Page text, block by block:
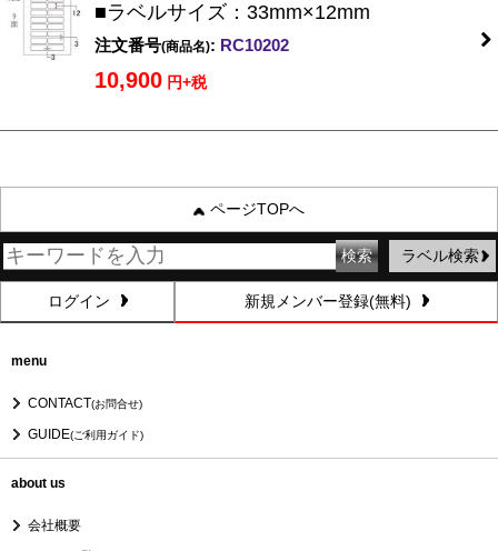
■ラベルサイズ：33mm×12mm
注文番号(商品名): RC10202
10,900 円+税
ページTOPへ
ラベル検索
ログイン 新規メンバー登録(無料)
menu
CONTACT(お問合せ)
GUIDE(ご利用ガイド)
about us
会社概要